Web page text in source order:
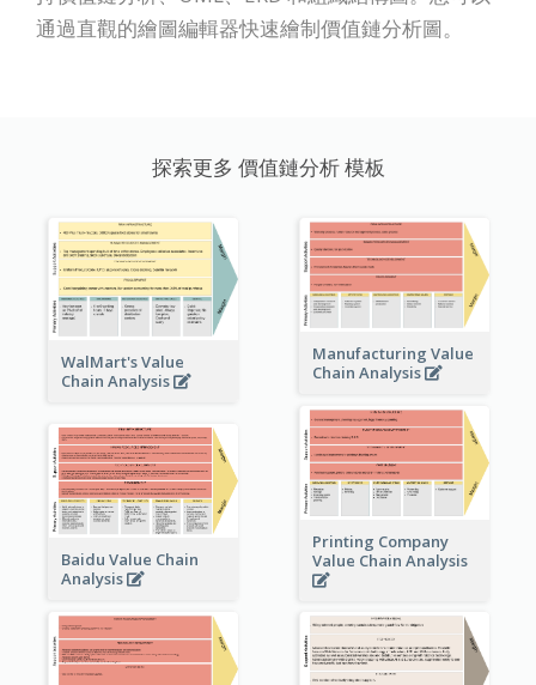
通過直觀的繪圖編輯器快速繪制價值鏈分析圖。
探索更多 價值鏈分析 模板
WalMart's Value
Chain Analysis
Manufacturing Value
Chain Analysis
Printing Company
Value Chain Analysis
Baidu Value Chain
Analysis